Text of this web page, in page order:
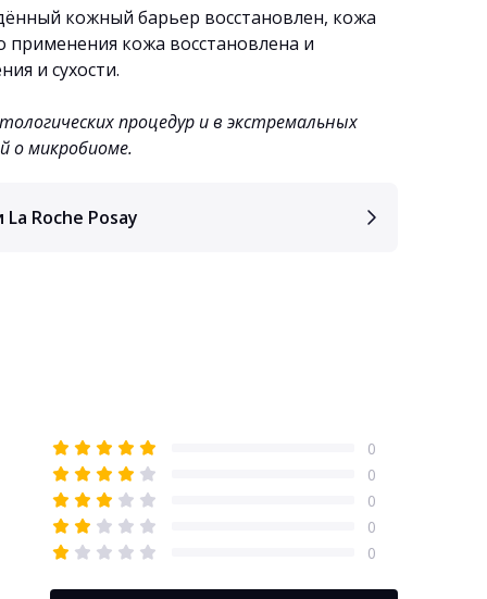
кожный барьер восстановлен, кожа
применения кожа восстановлена и
и сухости.
процедур и в экстремальных
о микробиоме.
Roche Posay
0
0
0
0
0